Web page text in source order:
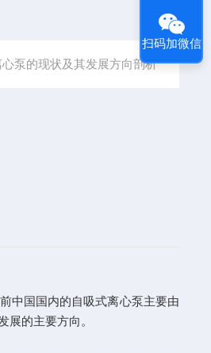
泵的现状及其发展方向剖析
中国国内的自吸式离心泵主要由
的主要方向。
扫码加微信